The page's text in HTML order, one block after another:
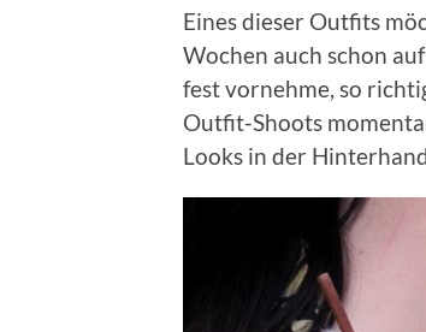
Eines dieser Outfits
Wochen auch schon
fest vornehme, so
Outfit-Shoots
Looks in der